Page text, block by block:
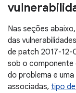
Nas seções
das
de patch 2017-12-
sob o componente
do problema e
associadas, tipo